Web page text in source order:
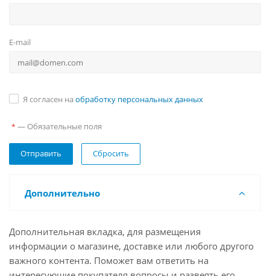
E-mail
Я согласен на обработку персональных данных
* — Обязательные поля
Сбросить
Дополнительно
Дополнительная вкладка, для размещения
информации о магазине, доставке или любого другого
важного контента. Поможет вам ответить на